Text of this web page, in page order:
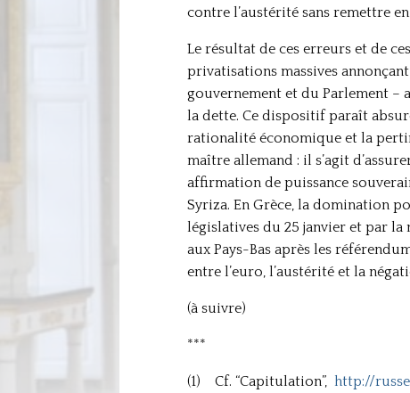
contre l’austérité sans remettre en
Le résultat de ces erreurs et de
privatisations massives
gouvernement et du Parlement –
la dette. Ce dispositif paraît
rationalité économique et la
maître allemand : il s’agit
affirmation de puissance
Syriza. En Grèce, la domination
législatives du 25 janvier et par
aux Pays-Bas après les
entre l’euro, l’austérité et la
(à suivre)
***
(1) Cf. “Capitulation”, http://